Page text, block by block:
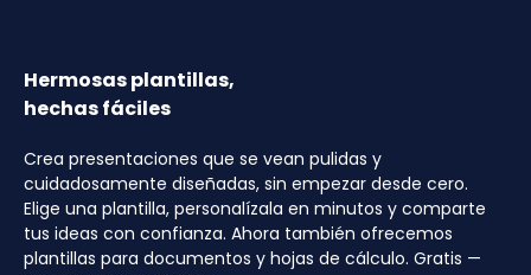
Hermosas plantillas,
hechas fáciles
Crea presentaciones que se vean pulidas y
cuidadosamente diseñadas, sin empezar desde cero.
Elige una plantilla, personalízala en minutos y comparte
tus ideas con confianza. Ahora también ofrecemos
plantillas para documentos y hojas de cálculo. Gratis —